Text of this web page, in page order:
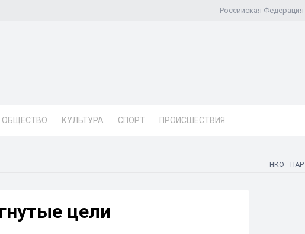
Российская Федерация
ОБЩЕСТВО КУЛЬТУРА СПОРТ ПРОИСШЕСТВИЯ
НКО
цели